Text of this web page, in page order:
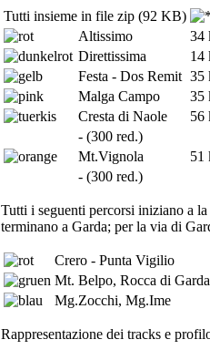
Tutti insieme in file zip (92 KB)
Altissimo
34
Direttissima
14
Festa - Dos Remit 35
Malga Campo
35
Cresta di Naole
56
- (300 red.)
Mt.Vignola
51
- (300 red.)
Tutti i seguenti percorsi iniziano a
terminano a Garda; per la via di
Crero - Punta Vigilio
Mt. Belpo, Rocca di Garda
Mg.Zocchi, Mg.Ime
Rappresentazione dei tracks e